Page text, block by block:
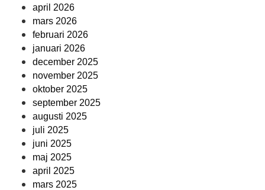
april 2026
mars 2026
februari 2026
januari 2026
december 2025
november 2025
oktober 2025
september 2025
augusti 2025
juli 2025
juni 2025
maj 2025
april 2025
mars 2025